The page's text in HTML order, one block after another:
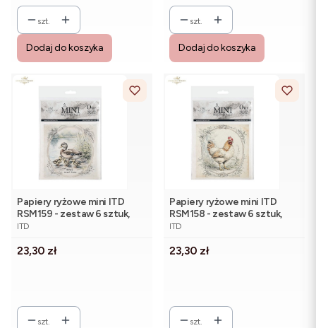
szt.
Dodaj do koszyka
szt.
Dodaj do koszyka
Papiery ryżowe mini ITD
RSM159 - zestaw 6 sztuk,
Kaczuszki
PRODUCENT
ITD
Cena
23,30 zł
szt.
Papiery ryżowe mini ITD
RSM158 - zestaw 6 sztuk,
Kurki
PRODUCENT
ITD
Cena
23,30 zł
szt.